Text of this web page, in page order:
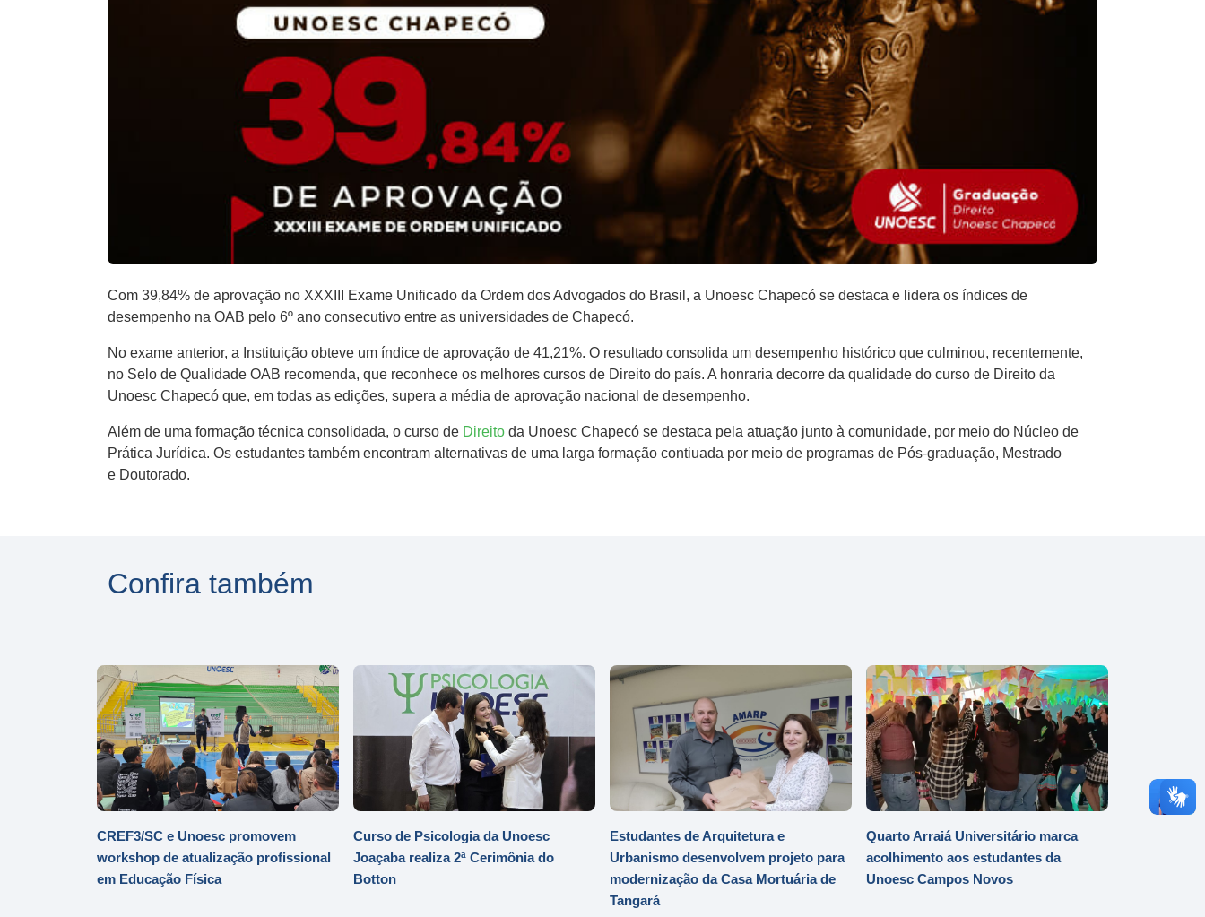
Com 39,84% de aprovação no XXXIII Exame Unificado da Ordem dos Advogados do Brasil, a Unoesc Chapecó se destaca e lidera os índices de
desempenho na OAB pelo 6º ano consecutivo entre as universidades de Chapecó.
No exame anterior, a Instituição obteve um índice de aprovação de 41,21%. O resultado consolida um desempenho histórico que culminou, recentemente,
no Selo de Qualidade OAB recomenda, que reconhece os melhores cursos de Direito do país. A honraria decorre da qualidade do curso de Direito da
Unoesc Chapecó que, em todas as edições, supera a média de aprovação nacional de desempenho.
Além de uma formação técnica consolidada, o curso de Direito da Unoesc Chapecó se destaca pela atuação junto à comunidade, por meio do Núcleo de
Prática Jurídica. Os estudantes também encontram alternativas de uma larga formação contiuada por meio de programas de Pós-graduação, Mestrado
e Doutorado.
Confira também
CREF3/SC e Unoesc promovem
workshop de atualização profissional
em Educação Física
Curso de Psicologia da Unoesc
Joaçaba realiza 2ª Cerimônia do
Botton
Estudantes de Arquitetura e
Urbanismo desenvolvem projeto para
modernização da Casa Mortuária de
Tangará
Quarto Arraiá Universitário marca
acolhimento aos estudantes da
Unoesc Campos Novos